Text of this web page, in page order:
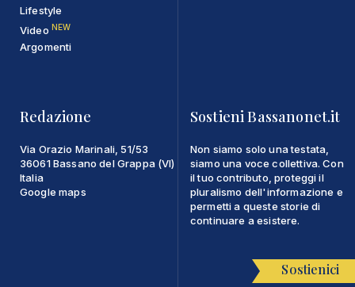
Lifestyle
Video NEW
Argomenti
Redazione
Via Orazio Marinali, 51/53
36061 Bassano del Grappa (VI)
Italia
Google maps
Sostieni Bassanonet.it
Non siamo solo una testata,
siamo una voce collettiva. Con
il tuo contributo, proteggi il
pluralismo dell'informazione e
permetti a queste storie di
continuare a esistere.
Sostienici